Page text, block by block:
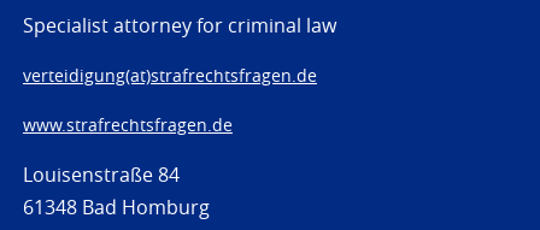
Specialist attorney for criminal law
verteidigung(at)strafrechtsfragen.de
www.strafrechtsfragen.de
Louisenstraße 84
61348 Bad Homburg